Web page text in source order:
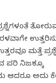
ಮತ್ತೆ
ಪರಿ ನಿಜಕ್ಕೂ
ಆದರೂ ಅದು